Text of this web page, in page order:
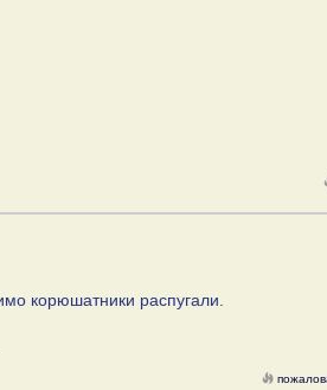
корюшатники распугали.